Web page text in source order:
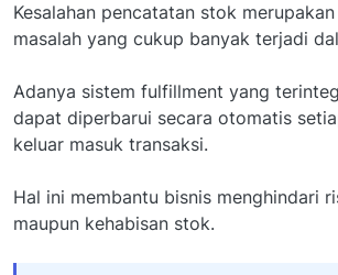
Kesalahan pencatatan stok
masalah yang cukup banyak terjadi
Adanya sistem fulfillment yang
dapat diperbarui secara otomatis
keluar masuk transaksi.
Hal ini membantu bisnis menghindari
maupun kehabisan stok.